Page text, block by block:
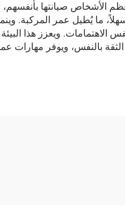
الأشخاص صيانتها بأنفسهم،
سهلاً، ما يُطيل عمر المركبة.
الاهتمامات. ويعزز هذا
بالنفس، ويوفر مهارات